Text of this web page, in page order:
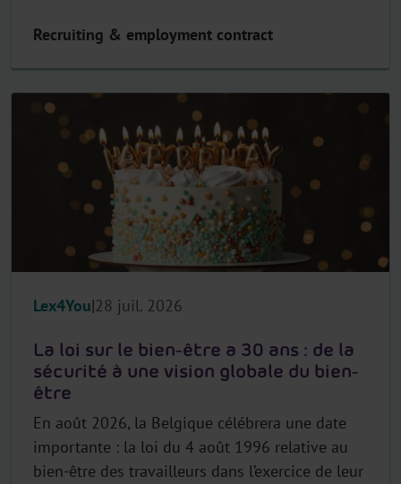
Recruiting & employment contract
Lex4You 28 juil. 2026
La loi sur le bien-être a 30 ans : de la
sécurité à une vision globale du bien-
être
En août 2026, la Belgique célébrera une date
importante : la loi du 4 août 1996 relative au
bien-être des travailleurs dans l’exercice de leur